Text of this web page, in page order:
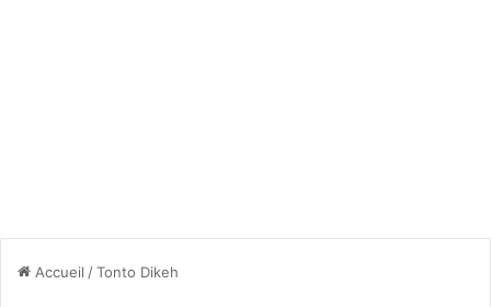
Accueil /Tonto Dikeh